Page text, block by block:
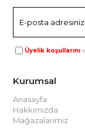
Üyelik koşullarını
Kurumsal
Anasayfa
Hakkımızda
Mağazalarımız